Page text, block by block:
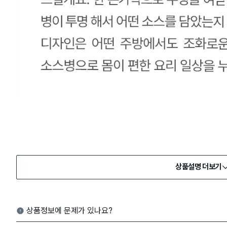
상품설명 더보기
상품정보에 문제가 있나요?